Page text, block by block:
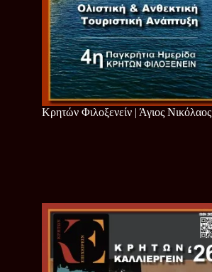
Κρητών Φιλοξενείν | Άγιος Νικόλαος